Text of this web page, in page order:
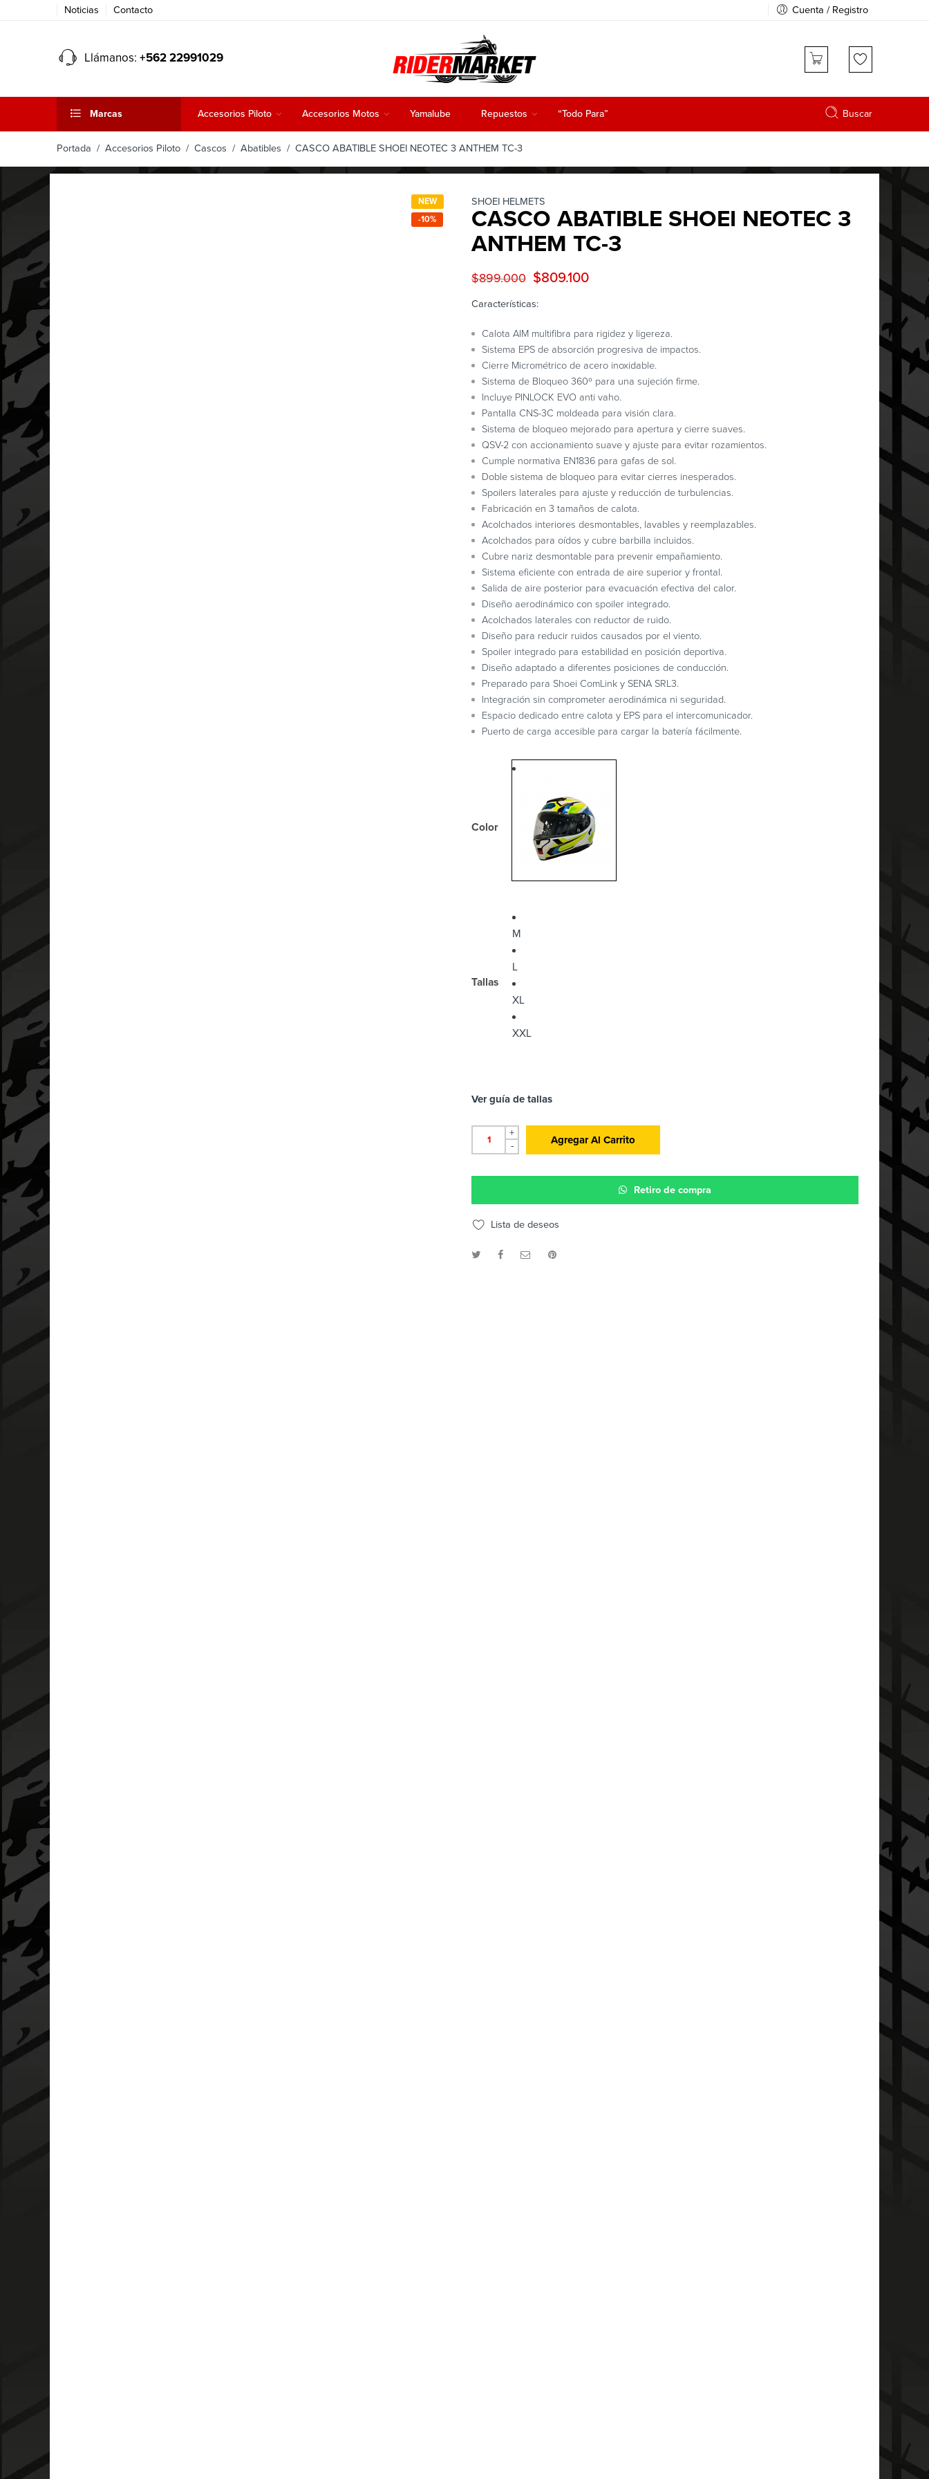
Noticias Contacto Cuenta / Registro
Llámanos: +562 22991029
Marcas Accesorios Piloto Accesorios Motos Yamalube Repuestos “Todo Para” Buscar
Portada / Accesorios Piloto / Cascos / Abatibles / CASCO ABATIBLE SHOEI NEOTEC 3 ANTHEM TC-3
NEW
-10%
SHOEI HELMETS
CASCO ABATIBLE SHOEI NEOTEC 3
ANTHEM TC-3
$899.000 $809.100
Características:
Calota AIM multifibra para rigidez y ligereza.
Sistema EPS de absorción progresiva de impactos.
Cierre Micrométrico de acero inoxidable.
Sistema de Bloqueo 360º para una sujeción firme.
Incluye PINLOCK EVO anti vaho.
Pantalla CNS-3C moldeada para visión clara.
Sistema de bloqueo mejorado para apertura y cierre suaves.
QSV-2 con accionamiento suave y ajuste para evitar rozamientos.
Cumple normativa EN1836 para gafas de sol.
Doble sistema de bloqueo para evitar cierres inesperados.
Spoilers laterales para ajuste y reducción de turbulencias.
Fabricación en 3 tamaños de calota.
Acolchados interiores desmontables, lavables y reemplazables.
Acolchados para oídos y cubre barbilla incluidos.
Cubre nariz desmontable para prevenir empañamiento.
Sistema eficiente con entrada de aire superior y frontal.
Salida de aire posterior para evacuación efectiva del calor.
Diseño aerodinámico con spoiler integrado.
Acolchados laterales con reductor de ruido.
Diseño para reducir ruidos causados por el viento.
Spoiler integrado para estabilidad en posición deportiva.
Diseño adaptado a diferentes posiciones de conducción.
Preparado para Shoei ComLink y SENA SRL3.
Integración sin comprometer aerodinámica ni seguridad.
Espacio dedicado entre calota y EPS para el intercomunicador.
Puerto de carga accesible para cargar la batería fácilmente.
Color
Tallas
M
L
XL
XXL
Ver guía de tallas
+
-
Agregar Al Carrito
Retiro de compra
Lista de deseos